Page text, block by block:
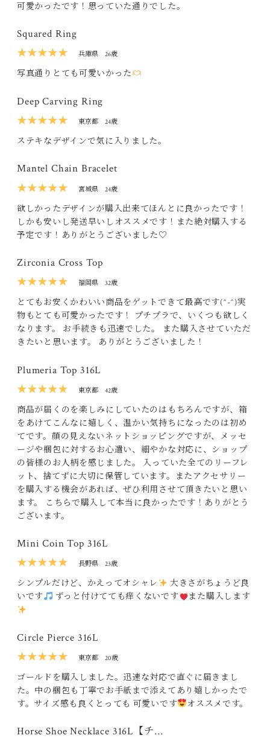
可愛かったです！思っていた通りでした。
Squared Ring
★★★★★
兵庫県 26歳
写真通りとても可愛いかった
Deep Carving Ring
★★★★★
東京都 24歳
ステキなデザインで気に入りました。
Mantel Chain Bracelet
★★★★★
宮城県 24歳
欲しかったデザインが購入出来てほんとに良かったです！
しかも安いし発送早いしオススメです！また絶対購入する
予定です！ありがとうございました♡
Zirconia Cross Top
★★★★★
福岡県 32歳
とてもお安くかわいい商品をゲットできて最高です(^-^)実
物もとても可愛かったです！ プチプラで、いくつも欲しく
なります。 お手続きも迅速でした。 また購入させていただ
きたいと思います。 ありがとうございました！
Plumeria Top 316L
★★★★★
東京都 42歳
商品が届くのを楽しみにしていたのはもちろんですが、箱
をあけてこんなに嬉しく、温かい気持ちになったのは初め
てです。顔の見えないネットショッピングですが、メッセ
ージや梱包に対するお心遣い、細やかな対応に、ショップ
の皆様のお人柄を感じました。 入っていた全てのリーフレ
ット、捨てずに大切に保管しています。またアクセサリー
を購入する機会があれば、ぜひ利用させて頂きたいと思い
ます。 こちらで購入して本当に良かったです！ありがとう
ございます。
Mini Coin Top 316L
★★★★★
長野県 23歳
シンプルだけど、かえってオシャレ
大きさがちょうど良
いです
ずっと付けてても痒くないです また購入します
Circle Pierce 316L
★★★★★
東京都 20歳
ゴールドを購入しました。迅速な対応で直ぐに届きまし
た。中の梱包も丁寧でお手紙まで添えてあり嬉しかったで
す。サイズ感も良くとっても 可愛いです
オススメです。
Horse Shoe Necklace 316L【チ…